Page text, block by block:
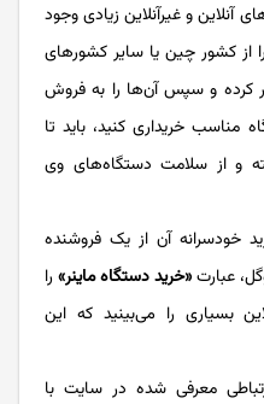
آنلاین و غیرآنلاین زیادی وجود
از کشور چین یا سایر کشورهای
کرده و سپس آن‌ها را به فروش
مناسب خریداری کنید، باید تا
و از سلامت دستگاه‌های وی
خودسرانه آن از یک فروشنده
عبارت«خرید دستگاه ماینر» را
بسیاری را می‌بینید که این
معرفی شده در سایت با